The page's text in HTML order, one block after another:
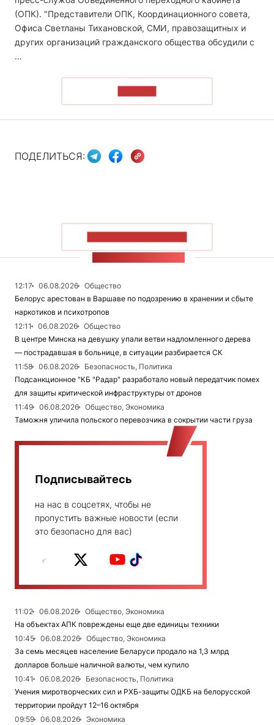
(ОПК). "Представители ОПК, Координационного совета,
Офиса Светланы Тихановской, СМИ, правозащитных и
других организаций гражданского общества обсудили с
…
ПОДЕЛИТЬСЯ:
12:17 06.08.2026
Общество
Белорус арестован в Варшаве по подозрению в хранении и сбыте
наркотиков и психотропов
12:11
06.08.2026
Общество
В центре Минска на девушку упали ветви надломленного дерева
— пострадавшая в больнице, в ситуации разбирается СК
11:58
06.08.2026
Безопасность, Политика
Подсанкционное "КБ "Радар" разработало новый передатчик помех
для защиты критической инфраструктуры от дронов
11:49
06.08.2026
Общество, Экономика
Таможня уличила польского перевозчика в сокрытии части груза
Подписывайтесь
на нас в соцсетях, чтобы не
пропустить важные новости (если
это безопасно для вас)
11:02 06.08.2026
Общество, Экономика
На объектах АПК повреждены еще две единицы техники
10:45
06.08.2026
Общество, Экономика
За семь месяцев население Беларуси продало на 1,3 млрд
долларов больше наличной валюты, чем купило
10:41
06.08.2026
Безопасность, Политика
Учения миротворческих сил и РХБ-защиты ОДКБ на белорусской
территории пройдут 12–16 октября
09:59
06.08.2026
Экономика